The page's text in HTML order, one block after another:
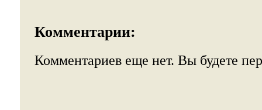
Комментарии:
Комментариев еще нет. Вы будете